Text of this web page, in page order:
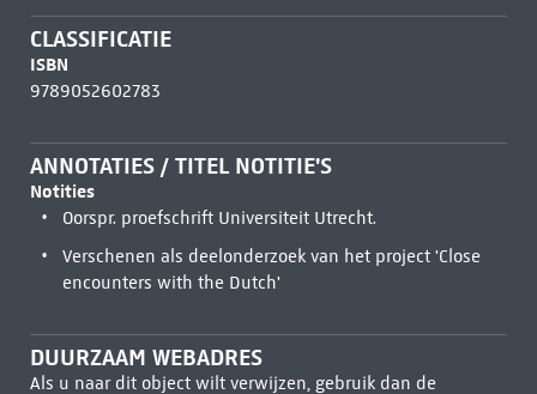
CLASSIFICATIE
ISBN
9789052602783
ANNOTATIES / TITEL NOTITIE'S
Notities
Oorspr. proefschrift Universiteit Utrecht.
Verschenen als deelonderzoek van het project 'Close
encounters with the Dutch'
DUURZAAM WEBADRES
Als u naar dit object wilt verwijzen, gebruik dan de